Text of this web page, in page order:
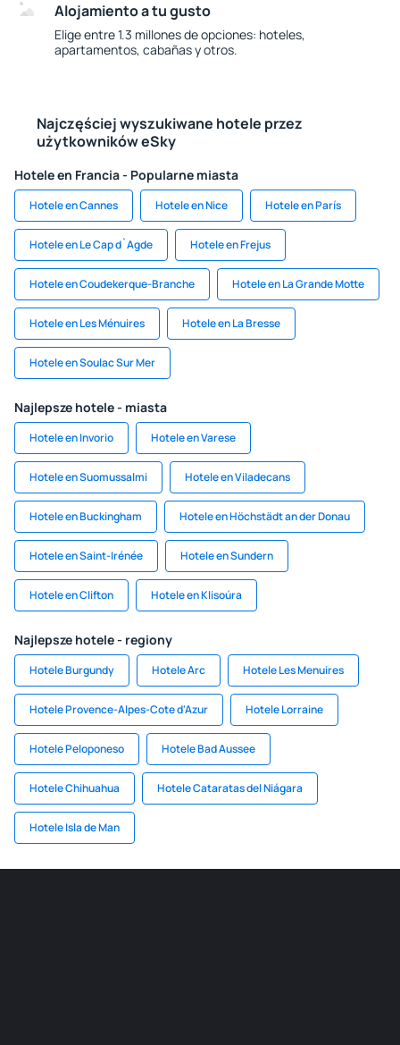
Alojamiento a tu gusto
Elige entre 1.3 millones de opciones: hoteles,
apartamentos, cabañas y otros.
Najczęściej wyszukiwane hotele przez
użytkowników eSky
Hotele en Francia - Popularne miasta
Hotele en Cannes Hotele en Nice Hotele en París
Hotele en Le Cap d`Agde Hotele en Frejus
Hotele en Coudekerque-Branche Hotele en La Grande Motte
Hotele en Les Ménuires Hotele en La Bresse
Hotele en Soulac Sur Mer
Najlepsze hotele - miasta
Hotele en Invorio Hotele en Varese
Hotele en Suomussalmi Hotele en Viladecans
Hotele en Buckingham Hotele en Höchstädt an der Donau
Hotele en Saint-Irénée Hotele en Sundern
Hotele en Clifton Hotele en Klisoúra
Najlepsze hotele - regiony
Hotele Burgundy Hotele Arc Hotele Les Menuires
Hotele Provence-Alpes-Cote d'Azur Hotele Lorraine
Hotele Peloponeso Hotele Bad Aussee
Hotele Chihuahua Hotele Cataratas del Niágara
Hotele Isla de Man